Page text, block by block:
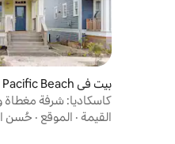
بيت في Pacific Beach
كاسكاديا: شرفة مغطاة
القيمة · الموقع · حُسن